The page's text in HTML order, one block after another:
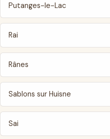
Putanges-le-Lac
Rai
Rânes
Sablons sur Huisne
Sai